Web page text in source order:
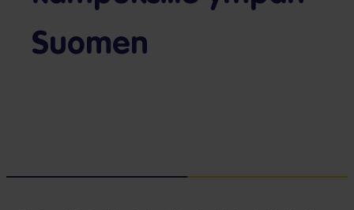
Suomen